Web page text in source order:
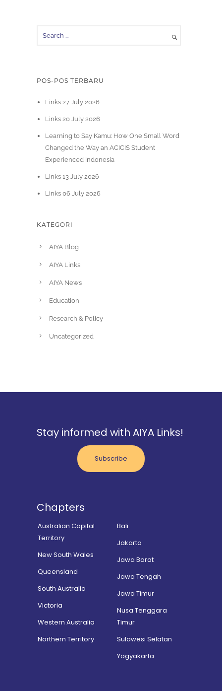
POS-POS TERBARU
Links 27 July 2026
Links 20 July 2026
Learning to Say Kamu: How One Small Word
Changed the Way an ACICIS Student
Experienced Indonesia
Links 13 July 2026
Links 06 July 2026
KATEGORI
AIYA Blog
AIYA Links
AIYA News
Education
Research & Policy
Uncategorized
Stay informed with AIYA Links!
Subscribe
Chapters
Australian Capital
Territory
New South Wales
Queensland
South Australia
Victoria
Western Australia
Northern Territory
Bali
Jakarta
Jawa Barat
Jawa Tengah
Jawa Timur
Nusa Tenggara
Timur
Sulawesi Selatan
Yogyakarta